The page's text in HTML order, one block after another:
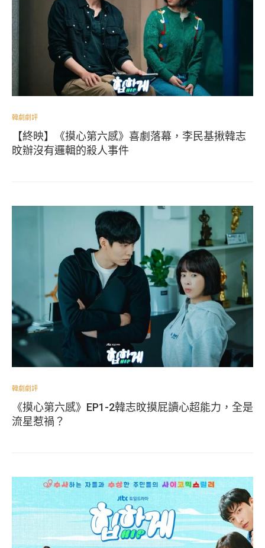
韓劇劇評
【終映】《摸心第六感》喜劇落幕，李民基揪韓志
旼辦沒有邏輯的殺人事件
韓劇劇評
《摸心第六感》EP1-2韓志旼摸屁讀心超能力，全是
流星惹禍？